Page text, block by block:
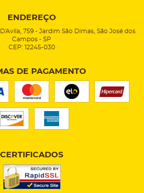
ENDEREÇO
759 - Jardim São Dimas, São José dos
Campos - SP
CEP: 12245-030
DE PAGAMENTO
CERTIFICADOS